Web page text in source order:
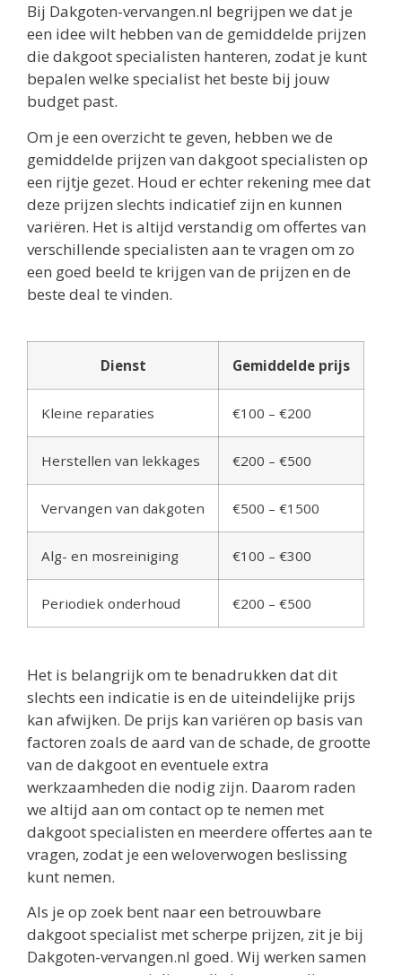
Bij Dakgoten-vervangen.nl begrijpen we dat je
een idee wilt hebben van de gemiddelde prijzen
die dakgoot specialisten hanteren, zodat je kunt
bepalen welke specialist het beste bij jouw
budget past.
Om je een overzicht te geven, hebben we de
gemiddelde prijzen van dakgoot specialisten op
een rijtje gezet. Houd er echter rekening mee dat
deze prijzen slechts indicatief zijn en kunnen
variëren. Het is altijd verstandig om offertes van
verschillende specialisten aan te vragen om zo
een goed beeld te krijgen van de prijzen en de
beste deal te vinden.
Dienst Gemiddelde prijs
Kleine reparaties €100 – €200
Herstellen van lekkages €200 – €500
Vervangen van dakgoten €500 – €1500
Alg- en mosreiniging €100 – €300
Periodiek onderhoud €200 – €500
Het is belangrijk om te benadrukken dat dit
slechts een indicatie is en de uiteindelijke prijs
kan afwijken. De prijs kan variëren op basis van
factoren zoals de aard van de schade, de grootte
van de dakgoot en eventuele extra
werkzaamheden die nodig zijn. Daarom raden
we altijd aan om contact op te nemen met
dakgoot specialisten en meerdere offertes aan te
vragen, zodat je een weloverwogen beslissing
kunt nemen.
Als je op zoek bent naar een betrouwbare
dakgoot specialist met scherpe prijzen, zit je bij
Dakgoten-vervangen.nl goed. Wij werken samen